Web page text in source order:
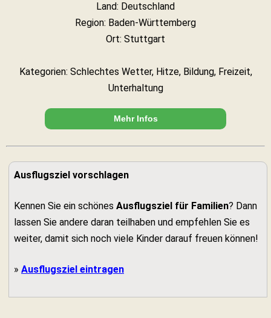
Land: Deutschland
Region: Baden-Württemberg
Ort: Stuttgart
Kategorien: Schlechtes Wetter, Hitze, Bildung, Freizeit,
Unterhaltung
Mehr Infos
Ausflugsziel vorschlagen
Kennen Sie ein schönes Ausflugsziel für Familien? Dann
lassen Sie andere daran teilhaben und empfehlen Sie es
weiter, damit sich noch viele Kinder darauf freuen können!
» Ausflugsziel eintragen